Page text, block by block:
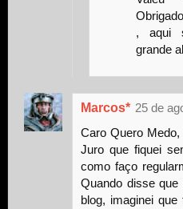
, aqui
grande
Marcos* 25 de
Caro Quero
Juro que fiquei
como faço
Quando disse
blog, imaginei